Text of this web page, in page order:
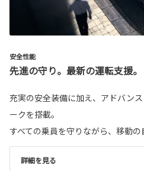
安全性能
先進の守り。最新の運転支援。
充実の安全装備に加え、アドバン
ークを搭載。
すべての乗員を守りながら、移動の
詳細を見る